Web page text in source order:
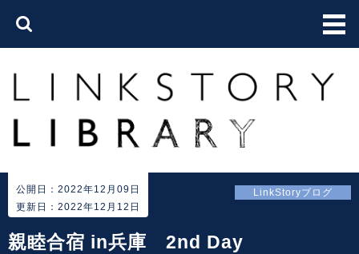
公開日：2022年12月09日
更新日：2022年12月12日
LinkStoryブログ
親睦合宿 in兵庫 2nd Day